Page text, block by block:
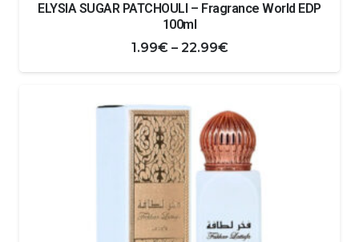
ELYSIA SUGAR PATCHOULI – Fragrance World EDP
100ml
1.99€ – 22.99€Zakres
cen:
1.99€
do
22.99€